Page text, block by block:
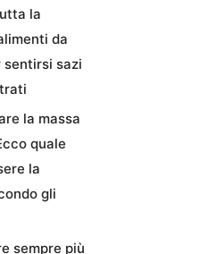
la
da
sentirsi sazi
la massa
quale
la
gli
sempre più